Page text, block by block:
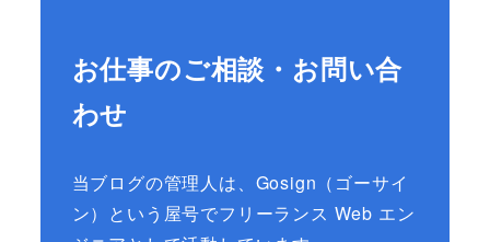
お仕事のご相談・お問い合
わせ
当ブログの管理人は、Gosign（ゴーサイ
ン）という屋号でフリーランス Web エン